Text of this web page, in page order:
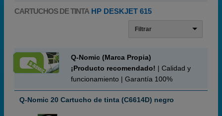
CARTUCHOS DE TINTA HP DESKJET 615
Filtrar
Q-Nomic (Marca Propia)
¡Producto recomendado! | Calidad y
funcionamiento | Garantía 100%
Q-Nomic 20 Cartucho de tinta (C6614D) negro